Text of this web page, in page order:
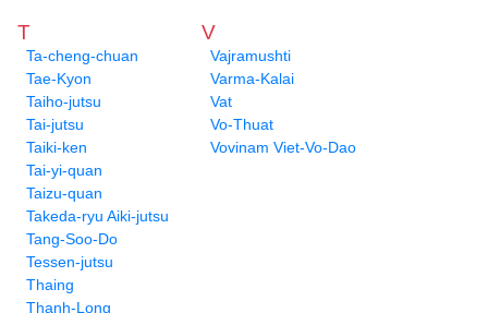
T
Ta-cheng-chuan
Tae-Kyon
Taiho-jutsu
Tai-jutsu
Taiki-ken
Tai-yi-quan
Taizu-quan
Takeda-ryu Aiki-jutsu
Tang-Soo-Do
Tessen-jutsu
Thaing
Thanh-Long
V
Vajramushti
Varma-Kalai
Vat
Vo-Thuat
Vovinam Viet-Vo-Dao